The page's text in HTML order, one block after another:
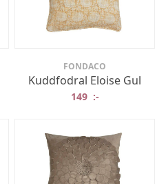
FONDACO
Kuddfodral Eloise Gul
149 :-